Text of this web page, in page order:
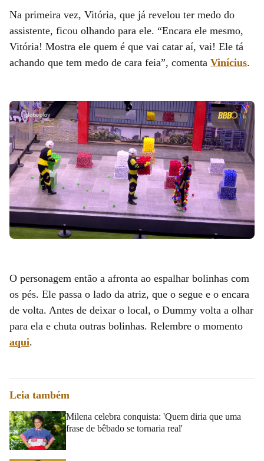
Na primeira vez, Vitória, que já revelou ter medo do
assistente, ficou olhando para ele. “Encara ele mesmo,
Vitória! Mostra ele quem é que vai catar aí, vai! Ele tá
achando que tem medo de cara feia”, comenta Vinícius.
O personagem então a afronta ao espalhar bolinhas com
os pés. Ele passa o lado da atriz, que o segue e o encara
de volta. Antes de deixar o local, o Dummy volta a olhar
para ela e chuta outras bolinhas. Relembre o momento
aqui.
Leia também
Milena celebra conquista: 'Quem diria que uma
frase de bêbado se tornaria real'